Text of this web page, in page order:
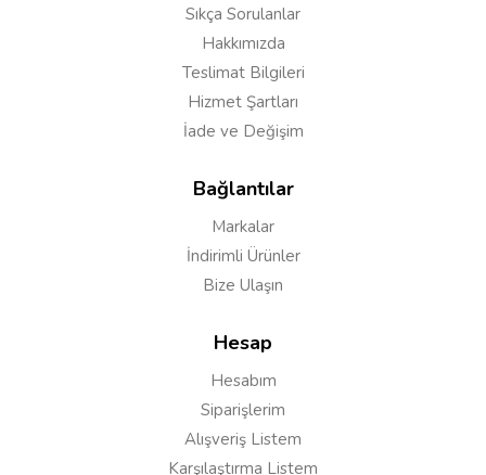
Sıkça Sorulanlar
Hakkımızda
Teslimat Bilgileri
Hizmet Şartları
İade ve Değişim
Bağlantılar
Markalar
İndirimli Ürünler
Bize Ulaşın
Hesap
Hesabım
Siparişlerim
Alışveriş Listem
Karşılaştırma Listem